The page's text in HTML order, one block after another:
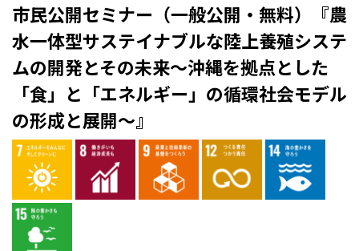
市民公開セミナー（一般公開・無料）『農
水一体型サステイナブルな陸上養殖システ
ムの開発とその未来～沖縄を拠点とした
「食」と「エネルギー」の循環社会モデル
の形成と展開～』